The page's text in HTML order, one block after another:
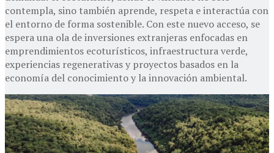
contempla, sino también aprende, respeta e interactúa con
el entorno de forma sostenible. Con este nuevo acceso, se
espera una ola de inversiones extranjeras enfocadas en
emprendimientos ecoturísticos, infraestructura verde,
experiencias regenerativas y proyectos basados en la
economía del conocimiento y la innovación ambiental.